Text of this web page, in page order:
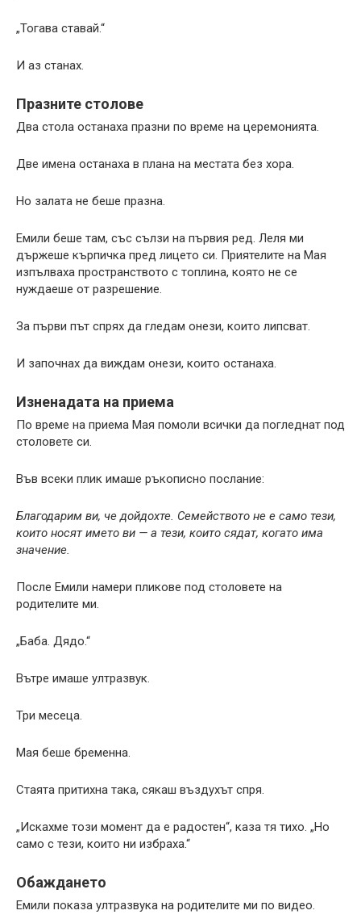
„Тогава ставай.“
И аз станах.
Празните столове
Два стола останаха празни по време на церемонията.
Две имена останаха в плана на местата без хора.
Но залата не беше празна.
Емили беше там, със сълзи на първия ред. Леля ми
държеше кърпичка пред лицето си. Приятелите на Мая
изпълваха пространството с топлина, която не се
нуждаеше от разрешение.
За първи път спрях да гледам онези, които липсват.
И започнах да виждам онези, които останаха.
Изненадата на приема
По време на приема Мая помоли всички да погледнат под
столовете си.
Във всеки плик имаше ръкописно послание:
Благодарим ви, че дойдохте. Семейството не е само тези,
които носят името ви — а тези, които сядат, когато има
значение.
После Емили намери пликове под столовете на
родителите ми.
„Баба. Дядо.“
Вътре имаше ултразвук.
Три месеца.
Мая беше бременна.
Стаята притихна така, сякаш въздухът спря.
„Искахме този момент да е радостен“, каза тя тихо. „Но
само с тези, които ни избраха.“
Обаждането
Емили показа ултразвука на родителите ми по видео.